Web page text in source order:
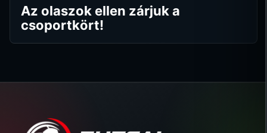
Az olaszok ellen zárjuk a
csoportkört!